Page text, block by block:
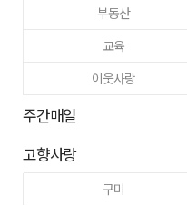
부동산
교육
이웃사랑
주간매일
고향사랑
구미